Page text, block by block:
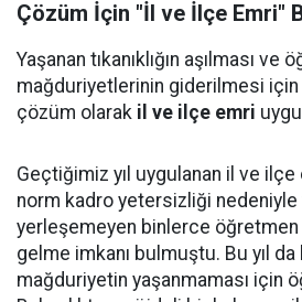
Çözüm İçin "İl ve İlçe Emri"
Yaşanan tıkanıklığın aşılması ve
mağduriyetlerinin giderilmesi
çözüm olarak il ve ilçe emri
Geçtiğimiz yıl uygulanan il ve
norm kadro yetersizliği
yerleşemeyen binlerce öğretmen
gelme imkanı bulmuştu. Bu yıl
mağduriyetin yaşanmaması için